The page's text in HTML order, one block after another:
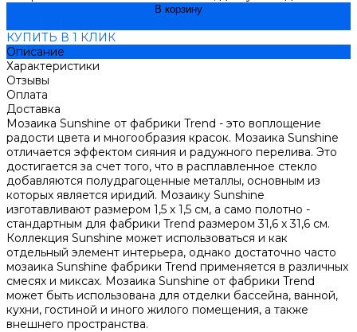
В корзину
КУПИТЬ В 1 КЛИК
Описание
Характеристики
Отзывы
Оплата
Доставка
Мозаика Sunshine от фабрики Trend - это воплощение
радости цвета и многообразия красок. Мозаика Sunshine
отличается эффектом сияния и радужного перелива. Это
достигается за счет того, что в расплавленное стекло
добавляются полудрагоценные металлы, основным из
которых является иридий. Мозаику Sunshine
изготавливают размером 1,5 х 1,5 см, а само полотно -
стандартным для фабрики Trend размером 31,6 х 31,6 см.
Коллекция Sunshine может использоваться и как
отдельный элемент интерьера, однако достаточно часто
мозаика Sunshine фабрики Trend применяется в различных
смесях и миксах. Мозаика Sunshine от фабрики Trend
может быть использована для отделки бассейна, ванной,
кухни, гостиной и иного жилого помещения, а также
внешнего пространства.